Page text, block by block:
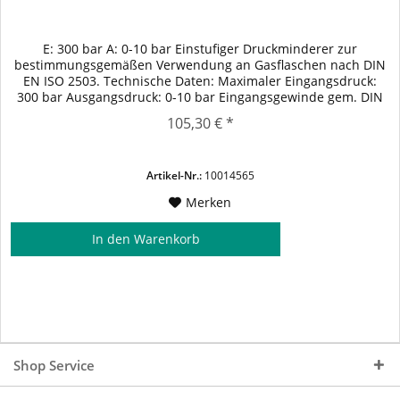
E: 300 bar A: 0-10 bar Einstufiger Druckminderer zur
bestimmungsgemäßen Verwendung an Gasflaschen nach DIN
EN ISO 2503. Technische Daten: Maximaler Eingangsdruck:
300 bar Ausgangsdruck: 0-10 bar Eingangsgewinde gem. DIN
477 Nr. 57 - W 30 x 2 LH Ausgangsgewinde: 3/8" l
105,30 € *
Artikel-Nr.:10014565
Merken
In den Warenkorb
Shop Service